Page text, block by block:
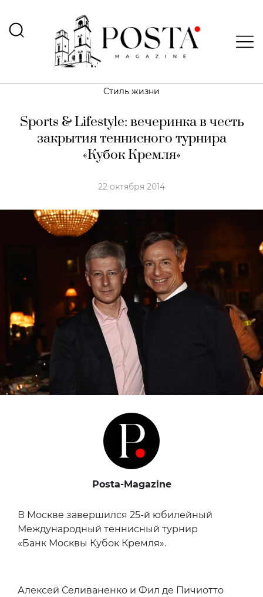
Стиль жизни
Sports & Lifestyle: вечеринка в честь
закрытия теннисного турнира
«Кубок Кремля»
22 октября 2014
Posta-Magazine
В Москве завершился 25-й юбилейный
Международный теннисный турнир
«Банк Москвы Кубок Кремля».
Алексей Селиваненко и Фил де Пичиотто